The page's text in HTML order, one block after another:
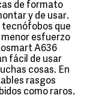
de formato
y de usar.
tecnófobos que
esfuerzo
A636
fácil de usar
cosas. En
rasgos
como raros.